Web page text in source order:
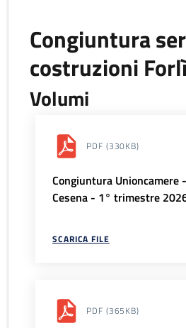
Congiuntura
costruzioni
Volumi
PDF (330KB)
Congiuntura Unioncamere
Cesena - 1° trimestre
SCARICA FILE
PDF (365KB)